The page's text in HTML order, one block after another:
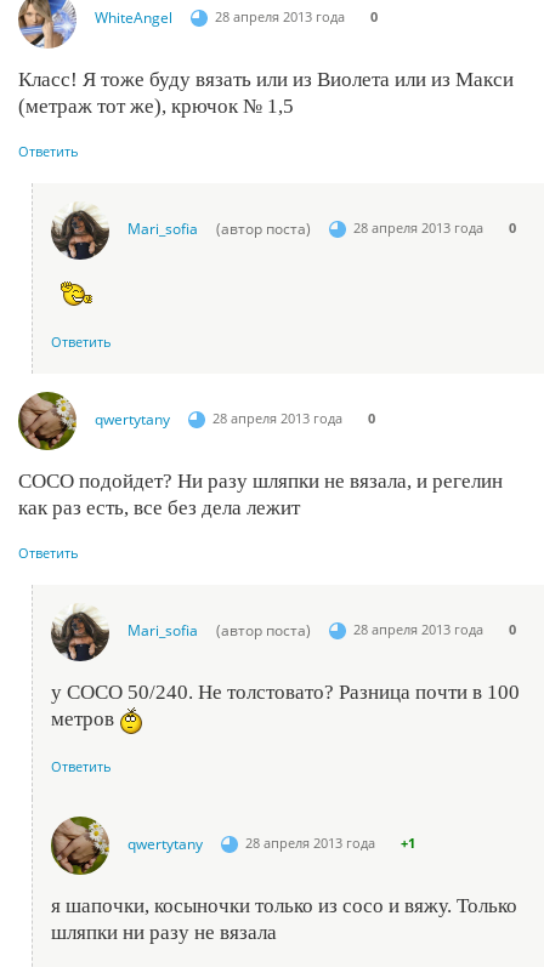
WhiteAngel 28 апреля 2013 года 0
Класс! Я тоже буду вязать или из Виолета или из Макси
(метраж тот же), крючок № 1,5
Ответить
Mari_sofia (автор поста) 28 апреля 2013 года 0
Ответить
qwertytany 28 апреля 2013 года 0
СОСО подойдет? Ни разу шляпки не вязала, и регелин
как раз есть, все без дела лежит
Ответить
Mari_sofia (автор поста) 28 апреля 2013 года 0
у СОСО 50/240. Не толстовато? Разница почти в 100
метров
Ответить
qwertytany 28 апреля 2013 года +1
я шапочки, косыночки только из сосо и вяжу. Только
шляпки ни разу не вязала